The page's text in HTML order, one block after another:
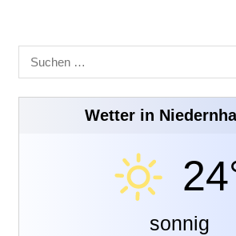
Suchen
nach:
Wetter in
sonnig